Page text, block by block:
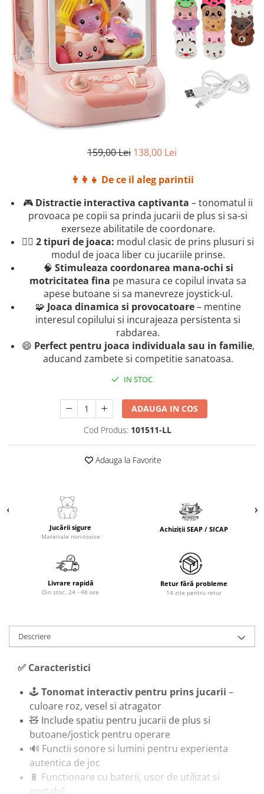
2–3 ani
3–4 ani
4–6 ani
6–8 ani
Jucarii sub 59 lei
Carti & Activitati pentru Copii
Busy Book & Carti Interactive
Camera Copilului
Balansoare & Covorase de Joaca
Carusele & Jucarii pentru Patut
Corturi & Spatii de Joaca
Depozitare & Organizare Jucarii
Masinute Electrice
Role si Skateboard
Trotinete & Triciclete pentru Copii
Joaca de Vara & Apa
Colaci & Saltele Gonflabile
Toate Jucariile pentru Copii
Jucarii pentru Bebe (0–2 ani)
Puzzle & Jocuri de Logica
Jucarii din Lemn Natural
Trenulete & Seturi Feroviare
Jucarii pentru Dezvoltare
159,00 Lei 138,00 Lei
👨‍👩‍👧 De ce il aleg parintii
🎮 Distractie interactiva captivanta – tonomatul ii
provoaca pe copii sa prinda jucarii de plus si sa-si
exerseze abilitatile de coordonare.
🤹‍♂️ 2 tipuri de joaca: modul clasic de prins plusuri si
modul de joaca liber cu jucariile prinse.
🧠 Stimuleaza coordonarea mana-ochi si
motricitatea fina pe masura ce copilul invata sa
apese butoane si sa manevreze joystick-ul.
🧩 Joaca dinamica si provocatoare– mentine
interesul copilului si incurajeaza persistenta si
rabdarea.
😄 Perfect pentru joaca individuala sau in familie,
aducand zambete si competitie sanatoasa.
IN STOC
ADAUGA IN COS
Cod Produs: 101511-LL
Adauga la Favorite
Jucării sigure
Materiale non-toxice
Achiziții SEAP / SICAP
Livrare rapidă
Din stoc, 24 - 48 ore
Retur fără probleme
14 zile pentru retur
Descriere
✅ Caracteristici
🕹️ Tonomat interactiv pentru prins jucarii –
culoare roz, vesel si atragator
🧸 Include spatiu pentru jucarii de plus si
butoane/jostick pentru operare
🔊 Functii sonore si lumini pentru experienta
autentica de joc
🔋 Functionare cu baterii, usor de utilizat si
portabil